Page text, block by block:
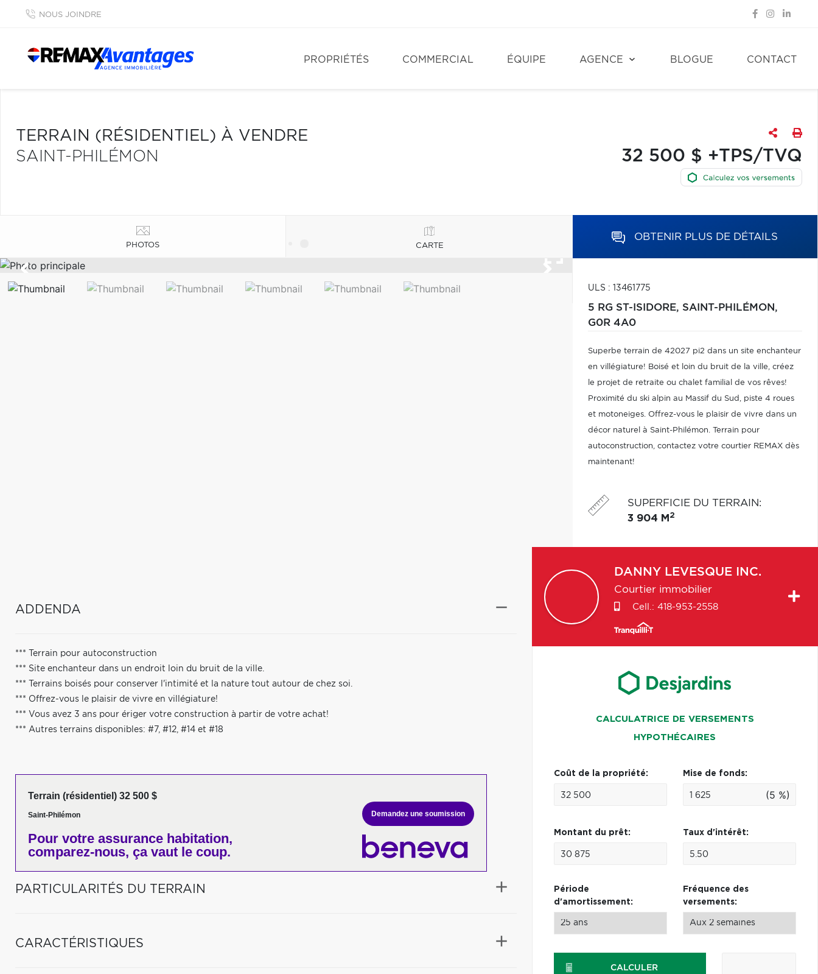
NOUS JOINDRE
PROPRIÉTÉS COMMERCIAL ÉQUIPE AGENCE BLOGUE CONTACT
TERRAIN (RÉSIDENTIEL) À VENDRE
SAINT-PHILÉMON
32 500 $ +TPS/TVQ
PHOTOS CARTE
OBTENIR PLUS DE DÉTAILS
ULS : 13461775
5 RG ST-ISIDORE, SAINT-PHILÉMON,
G0R 4A0
Superbe terrain de 42027 pi2 dans un site enchanteur
en villégiature! Boisé et loin du bruit de la ville, créez
le projet de retraite ou chalet familial de vos rêves!
Proximité du ski alpin au Massif du Sud, piste 4 roues
et motoneiges. Offrez-vous le plaisir de vivre dans un
décor naturel à Saint-Philémon. Terrain pour
autoconstruction, contactez votre courtier REMAX dès
maintenant!
SUPERFICIE DU TERRAIN:
3 904 M 2
ADDENDA
*** Terrain pour autoconstruction
*** Site enchanteur dans un endroit loin du bruit de la ville.
*** Terrains boisés pour conserver l'intimité et la nature tout autour de chez soi.
*** Offrez-vous le plaisir de vivre en villégiature!
*** Vous avez 3 ans pour ériger votre construction à partir de votre achat!
*** Autres terrains disponibles: #7, #12, #14 et #18
Terrain (résidentiel) 32 500 $
Saint-Philémon
Pour votre assurance habitation,
comparez-nous, ça vaut le coup.
Demandez une soumission
PARTICULARITÉS DU TERRAIN
CARACTÉRISTIQUES
DANNY LEVESQUE INC.
Courtier immobilier
Cell.: 418-953-2558
CALCULATRICE DE VERSEMENTS
HYPOTHÉCAIRES
Coût de la propriété: Mise de fonds:
(5 %)
Montant du prêt: Taux d'intérêt:
Période
d'amortissement:
Fréquence des
versements:
CALCULER